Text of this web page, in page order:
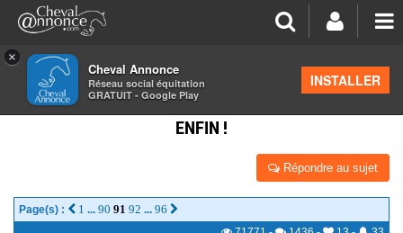
×
Cheval Annonce
Réseau social équitation
GRATUIT - Google Play
INSTALLER
>Discussions générales
JOURNAL DU RECAVALIER. CLUB 2 GRAND PRIX :
ENFIN !
Répondre au sujet
Page(s) : 1 ... 90 91 92 ... 96